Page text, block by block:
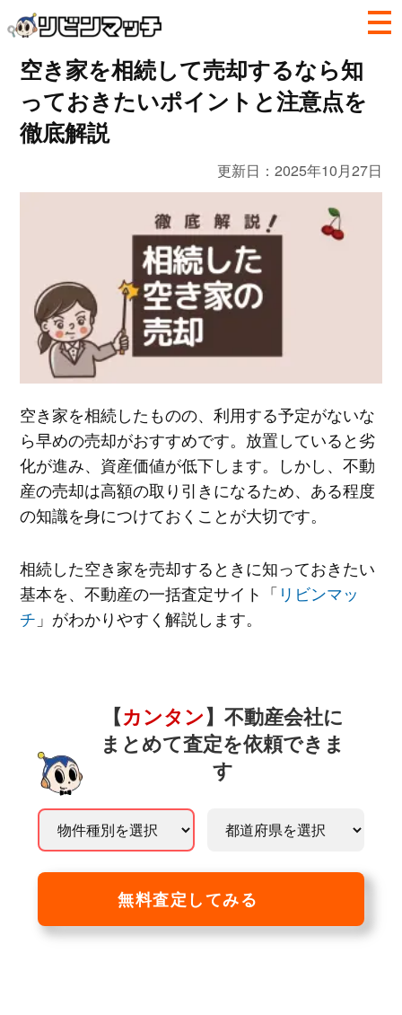
空き家を相続して売却するなら知
っておきたいポイントと注意点を
徹底解説
更新日：2025年10月27日
空き家を相続したものの、利用する予定がないな
ら早めの売却がおすすめです。放置していると劣
化が進み、資産価値が低下します。しかし、不動
産の売却は高額の取り引きになるため、ある程度
の知識を身につけておくことが大切です。
相続した空き家を売却するときに知っておきたい
基本を、不動産の一括査定サイト「リビンマッ
チ 」がわかりやすく解説します。
【カンタン】不動産会社に
まとめて査定を依頼できま
す
無料査定してみる